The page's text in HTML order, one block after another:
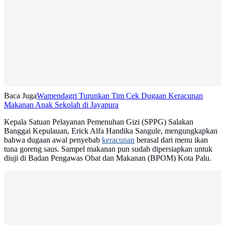
Baca JugaWamendagri Turunkan Tim Cek Dugaan Keracunan
Makanan Anak Sekolah di Jayapura
Kepala Satuan Pelayanan Pemenuhan Gizi (SPPG) Salakan
Banggai Kepulauan, Erick Alfa Handika Sangule, mengungkapkan
bahwa dugaan awal penyebab keracunan berasal dari menu ikan
tuna goreng saus. Sampel makanan pun sudah dipersiapkan untuk
diuji di Badan Pengawas Obat dan Makanan (BPOM) Kota Palu.